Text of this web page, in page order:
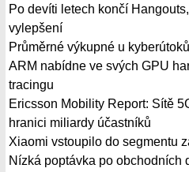
Po devíti letech končí
vylepšení
Průměrné výkupné u
ARM nabídne ve svých GPU
tracingu
Ericsson Mobility Report: Sítě
hranici miliardy účastníků
Xiaomi vstoupilo do segmentu
Nízká poptávka po obchodních